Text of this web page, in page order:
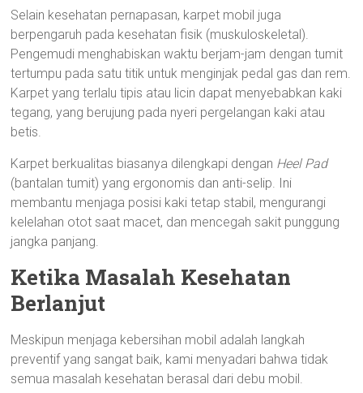
Selain kesehatan pernapasan, karpet mobil juga
berpengaruh pada kesehatan fisik (muskuloskeletal).
Pengemudi menghabiskan waktu berjam-jam dengan tumit
tertumpu pada satu titik untuk menginjak pedal gas dan rem.
Karpet yang terlalu tipis atau licin dapat menyebabkan kaki
tegang, yang berujung pada nyeri pergelangan kaki atau
betis.
Karpet berkualitas biasanya dilengkapi dengan Heel Pad
(bantalan tumit) yang ergonomis dan anti-selip. Ini
membantu menjaga posisi kaki tetap stabil, mengurangi
kelelahan otot saat macet, dan mencegah sakit punggung
jangka panjang.
Ketika Masalah Kesehatan
Berlanjut
Meskipun menjaga kebersihan mobil adalah langkah
preventif yang sangat baik, kami menyadari bahwa tidak
semua masalah kesehatan berasal dari debu mobil.